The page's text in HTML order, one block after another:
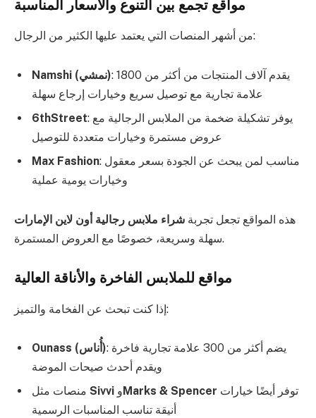
مواقع تجمع بين التنوع والأسعار المناسبة
من أشهر المنصات التي يعتمد عليها الكثير من الرجال:
Namshi (نمشي): يقدم آلاف المنتجات من أكثر من 1800
علامة تجارية مع توصيل سريع وخيارات إرجاع سهلة
6thStreet: يوفر تشكيلة ضخمة من الملابس الرجالية مع
عروض مستمرة وخيارات متعددة للتوصيل
Max Fashion: مناسب لمن يبحث عن الجودة بسعر معقول
وخيارات يومية عملية
هذه المواقع تجعل تجربة شراء ملابس رجالية أون لاين الإمارات
سهلة وسريعة، خصوصًا مع العروض المستمرة.
مواقع للملابس الفاخرة والأناقة العالية
إذا كنت تبحث عن الفخامة والتميز:
Ounass (أُناس): يضم أكثر من 300 علامة تجارية فاخرة
ويقدم أحدث صيحات الموضة
Sivvi و Marks & Spencer
أنيقة تناسب المناسبات الرسمية